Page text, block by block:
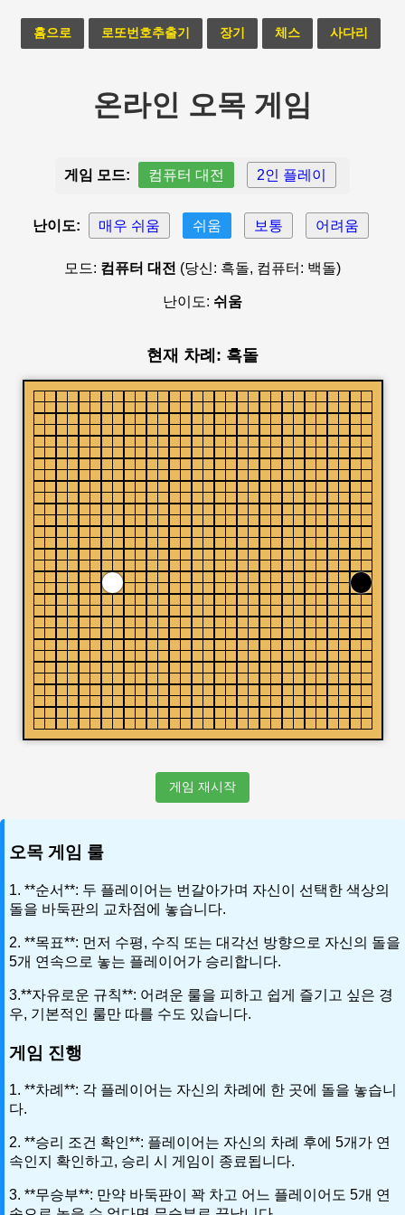
홈으로 로또번호추출기 장기 체스 사다리
온라인 오목 게임
게임 모드: 컴퓨터 대전 2인 플레이
난이도: 매우 쉬움 쉬움 보통 어려움
모드: 컴퓨터 대전 (당신: 흑돌, 컴퓨터: 백돌)
난이도: 쉬움
현재 차례: 흑돌
게임 재시작
오목 게임 룰
1. **순서**: 두 플레이어는 번갈아가며 자신이 선택한 색상의
돌을 바둑판의 교차점에 놓습니다.
2. **목표**: 먼저 수평, 수직 또는 대각선 방향으로 자신의 돌을
5개 연속으로 놓는 플레이어가 승리합니다.
3.**자유로운 규칙**: 어려운 룰을 피하고 쉽게 즐기고 싶은 경
우, 기본적인 룰만 따를 수도 있습니다.
게임 진행
1. **차례**: 각 플레이어는 자신의 차례에 한 곳에 돌을 놓습니
다.
2. **승리 조건 확인**: 플레이어는 자신의 차례 후에 5개가 연
속인지 확인하고, 승리 시 게임이 종료됩니다.
3. **무승부**: 만약 바둑판이 꽉 차고 어느 플레이어도 5개 연